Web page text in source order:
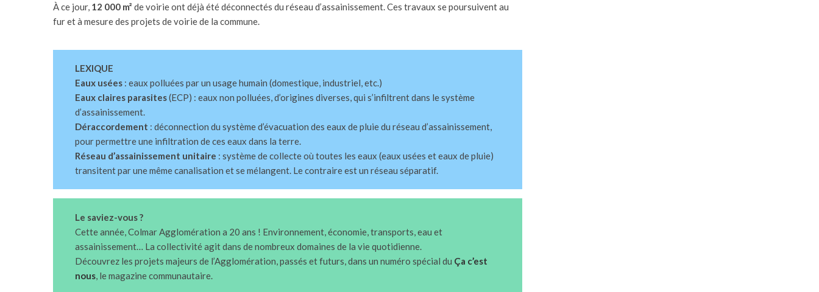
À ce jour, 12 000 m² de voirie ont déjà été déconnectés du réseau d’assainissement. Ces travaux se poursuivent au
fur et à mesure des projets de voirie de la commune.
LEXIQUE
Eaux usées: eaux polluées par un usage humain (domestique, industriel, etc.)
Eaux claires parasites(ECP) : eaux non polluées, d’origines diverses, qui s’infiltrent dans le système
d’assainissement.
Déraccordement : déconnection du système d’évacuation des eaux de pluie du réseau d’assainissement,
pour permettre une infiltration de ces eaux dans la terre.
Réseau d’assainissement unitaire : système de collecte où toutes les eaux (eaux usées et eaux de pluie)
transitent par une même canalisation et se mélangent. Le contraire est un réseau séparatif.
Le saviez-vous ?
Cette année, Colmar Agglomération a 20 ans ! Environnement, économie, transports, eau et
assainissement… La collectivité agit dans de nombreux domaines de la vie quotidienne.
Découvrez les projets majeurs de l’Agglomération, passés et futurs, dans un numéro spécial du Ça c’est
nous, le magazine communautaire.